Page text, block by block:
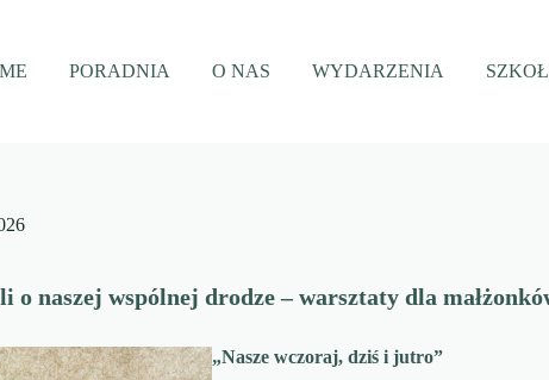
PORADNIA O NAS WYDARZENIA
o naszej wspólnej drodze – warsztaty dla
„Nasze wczoraj, dziś i jutro”